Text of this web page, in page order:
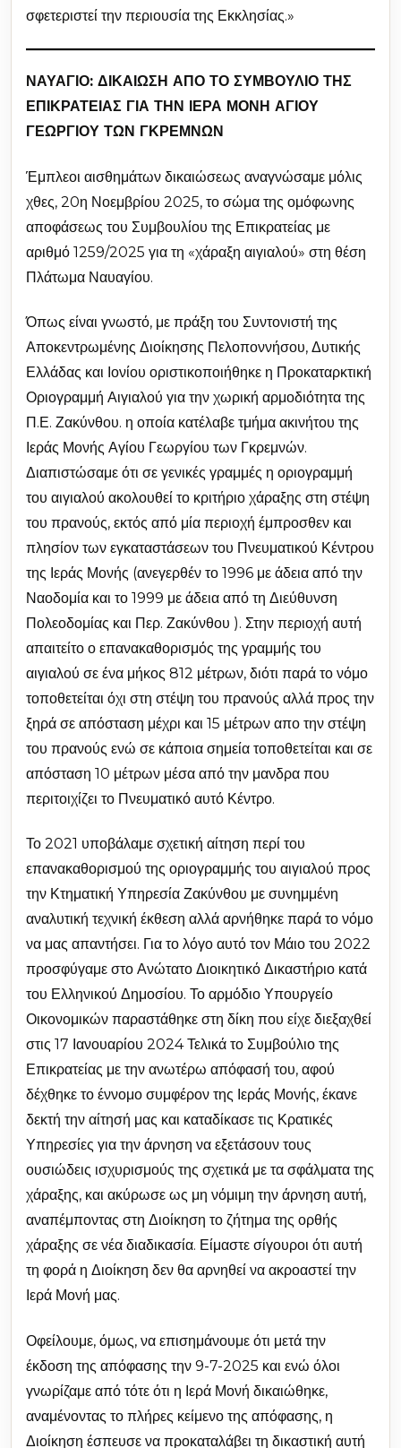
σφετεριστεί την περιουσία της Εκκλησίας.»
ΝΑΥΑΓΙΟ: ΔΙΚΑΙΩΣΗ ΑΠΟ ΤΟ ΣΥΜΒΟΥΛΙΟ ΤΗΣ
ΕΠΙΚΡΑΤΕΙΑΣ ΓΙΑ ΤΗΝ ΙΕΡΑ ΜΟΝΗ ΑΓΙΟΥ
ΓΕΩΡΓΙΟΥ ΤΩΝ ΓΚΡΕΜΝΩΝ
Έμπλεοι αισθημάτων δικαιώσεως αναγνώσαμε μόλις
χθες, 20η Νοεμβρίου 2025, το σώμα της ομόφωνης
αποφάσεως του Συμβουλίου της Επικρατείας με
αριθμό 1259/2025 για τη «χάραξη αιγιαλού» στη θέση
Πλάτωμα Ναυαγίου.
Όπως είναι γνωστό, με πράξη του Συντονιστή της
Αποκεντρωμένης Διοίκησης Πελοποννήσου, Δυτικής
Ελλάδας και Ιονίου οριστικοποιήθηκε η Προκαταρκτική
Οριογραμμή Αιγιαλού για την χωρική αρμοδιότητα της
Π.Ε. Ζακύνθου. η οποία κατέλαβε τμήμα ακινήτου της
Ιεράς Μονής Αγίου Γεωργίου των Γκρεμνών.
Διαπιστώσαμε ότι σε γενικές γραμμές η οριογραμμή
του αιγιαλού ακολουθεί το κριτήριο χάραξης στη στέψη
του πρανούς, εκτός από μία περιοχή έμπροσθεν και
πλησίον των εγκαταστάσεων του Πνευματικού Κέντρου
της Ιεράς Μονής (ανεγερθέν το 1996 με άδεια από την
Ναοδομία και το 1999 με άδεια από τη Διεύθυνση
Πολεοδομίας και Περ. Ζακύνθου ). Στην περιοχή αυτή
απαιτείτο ο επανακαθορισμός της γραμμής του
αιγιαλού σε ένα μήκος 812 μέτρων, διότι παρά το νόμο
τοποθετείται όχι στη στέψη του πρανούς αλλά προς την
ξηρά σε απόσταση μέχρι και 15 μέτρων απο την στέψη
του πρανούς ενώ σε κάποια σημεία τοποθετείται και σε
απόσταση 10 μέτρων μέσα από την μανδρα που
περιτοιχίζει το Πνευματικό αυτό Κέντρο.
Το 2021 υποβάλαμε σχετική αίτηση περί του
επανακαθορισμού της οριογραμμής του αιγιαλού προς
την Κτηματική Υπηρεσία Ζακύνθου με συνημμένη
αναλυτική τεχνική έκθεση αλλά αρνήθηκε παρά το νόμο
να μας απαντήσει. Για το λόγο αυτό τον Μάιο του 2022
προσφύγαμε στο Ανώτατο Διοικητικό Δικαστήριο κατά
του Ελληνικού Δημοσίου. Το αρμόδιο Υπουργείο
Οικονομικών παραστάθηκε στη δίκη που είχε διεξαχθεί
στις 17 Ιανουαρίου 2024 Τελικά το Συμβούλιο της
Επικρατείας με την ανωτέρω απόφασή του, αφού
δέχθηκε το έννομο συμφέρον της Ιεράς Μονής, έκανε
δεκτή την αίτησή μας και καταδίκασε τις Κρατικές
Υπηρεσίες για την άρνηση να εξετάσουν τους
ουσιώδεις ισχυρισμούς της σχετικά με τα σφάλματα της
χάραξης, και ακύρωσε ως μη νόμιμη την άρνηση αυτή,
αναπέμποντας στη Διοίκηση το ζήτημα της ορθής
χάραξης σε νέα διαδικασία. Είμαστε σίγουροι ότι αυτή
τη φορά η Διοίκηση δεν θα αρνηθεί να ακροαστεί την
Ιερά Μονή μας.
Οφείλουμε, όμως, να επισημάνουμε ότι μετά την
έκδοση της απόφασης την 9-7-2025 και ενώ όλοι
γνωρίζαμε από τότε ότι η Ιερά Μονή δικαιώθηκε,
αναμένοντας το πλήρες κείμενο της απόφασης, η
Διοίκηση έσπευσε να προκαταλάβει τη δικαστική αυτή